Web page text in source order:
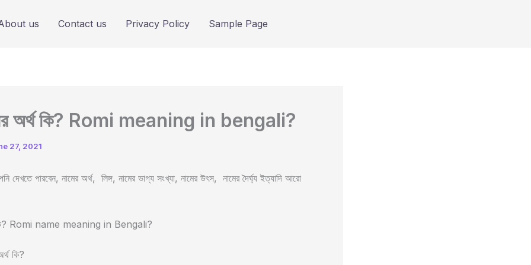
us Contact us Privacy Policy Sample Page
অর্থ কি? Romi meaning in bengali?
27, 2021
দেখতে পারবেন, নামের অর্থ, লিঙ্গ, নামের ভাগ্য সংখ্যা, নামের উৎস, নামের দৈর্ঘ্য ইত্যাদি আরো
কি? Romi name meaning in Bengali?
কি?